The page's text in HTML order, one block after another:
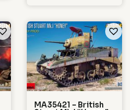
MA35421 – British